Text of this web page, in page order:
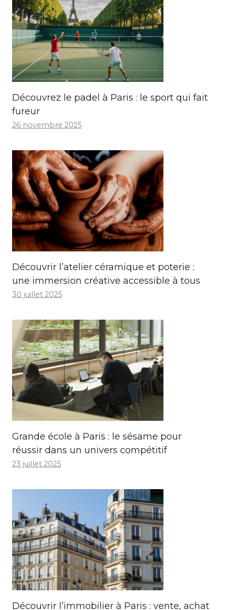
Découvrez le padel à Paris : le sport qui fait
fureur
26 novembre 2025
Découvrir l’atelier céramique et poterie :
une immersion créative accessible à tous
30 juillet 2025
Grande école à Paris : le sésame pour
réussir dans un univers compétitif
23 juillet 2025
Découvrir l’immobilier à Paris : vente, achat